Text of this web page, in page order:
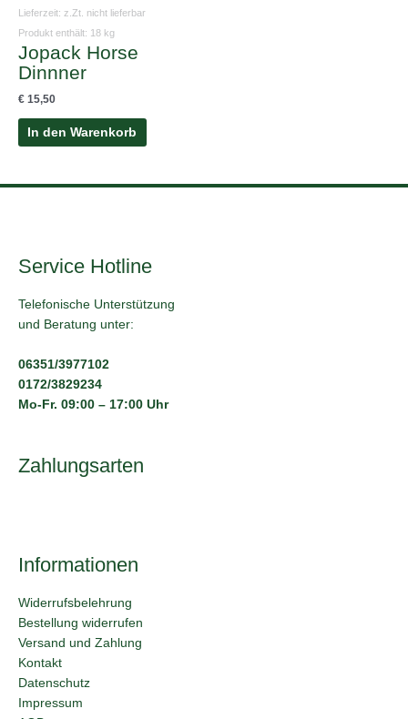
Lieferzeit: z.Zt. nicht lieferbar
Produkt enthält: 18 kg
Jopack Horse
Dinnner
€ 15,50
In den Warenkorb
Service Hotline
Telefonische Unterstützung
und Beratung unter:
06351/3977102
0172/3829234
Mo-Fr. 09:00 – 17:00 Uhr
Zahlungsarten
Informationen
Widerrufsbelehrung
Bestellung widerrufen
Versand und Zahlung
Kontakt
Datenschutz
Impressum